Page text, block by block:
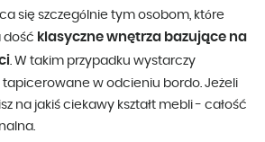
się szczególnie tym osobom, które
dość klasyczne wnętrza bazujące na
. W takim przypadku wystarczy
tapicerowane w odcieniu bordo. Jeżeli
na jakiś ciekawy kształt mebli - całość